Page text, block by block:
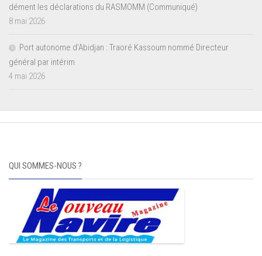
dément les déclarations du RASMOMM (Communiqué)
8 mai 2026
Port autonome d’Abidjan : Traoré Kassoum nommé Directeur
général par intérim
4 mai 2026
QUI SOMMES-NOUS ?